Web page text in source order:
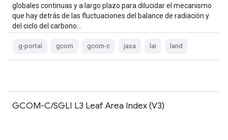
globales continuas y a largo plazo para dilucidar el mecanismo
que hay detrás de las fluctuaciones del balance de radiación y
del ciclo del carbono…
g-portal gcom gcom-c jaxa lai land
GCOM-C/SGLI L3 Leaf Area Index (V3)